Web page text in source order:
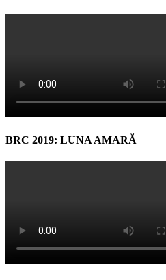
BRC 2019: LUNA AMARĂ